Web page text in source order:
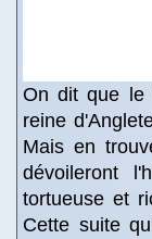
On dit que le
reine
Mais en
dévoileront
tortueuse et
Cette suite